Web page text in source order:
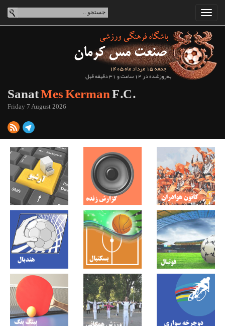
جمعه 15 مرداد ماه 1405
به‌روزشده در 14 ساعت و 31 دقیقه قبل
SanatMes KermanF.C.
Friday 7 August 2026